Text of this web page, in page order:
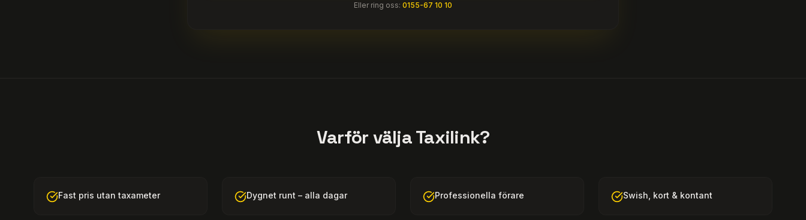
Eller ring oss: 0155-67 10 10
Varför välja Taxilink?
Fast pris utan taxameter Dygnet runt – alla dagar Professionella förare Swish, kort & kontant